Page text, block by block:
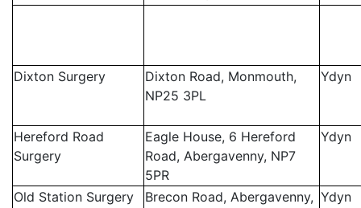
Dixton Surgery
Dixton Road, Monmouth,
NP25 3PL
Ydyn
Hereford Road
Surgery
Eagle House, 6 Hereford
Road, Abergavenny, NP7
5PR
Ydyn
Old Station Surgery
Brecon Road, Abergavenny, Ydyn